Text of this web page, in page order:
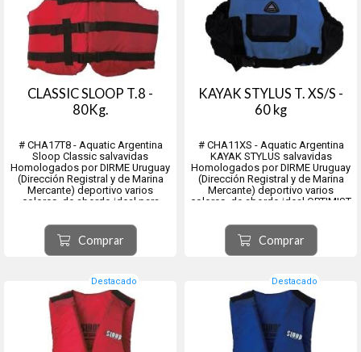
CLASSIC SLOOP T.8 -
80Kg.
# CHA17T8 - Aquatic Argentina
Sloop Classic salvavidas
Homologados por DIRME Uruguay
(Dirección Registral y de Marina
Mercante) deportivo varios
colores, de abordo ideal para
botes, kayak y recreación entre
muchos.
Flotación: La exclusiva espuma de
celda cerrada pe...
Comprar
KAYAK STYLUS T. XS/S -
60 kg
# CHA11XS - Aquatic Argentina
KAYAK STYLUS salvavidas
Homologados por DIRME Uruguay
(Dirección Registral y de Marina
Mercante) deportivo varios
colores, de abordo ideal OPTIMIST
lanchas, botes, kayak y recreación
entre muchos.
Ajuste: Tiene ajuste lateral con
velcro ...
Comprar
Destacado Destacado